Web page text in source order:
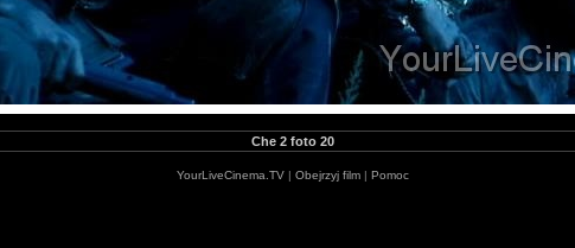
Che 2 foto 20
YourLiveCinema.TV | Obejrzyj film | Pomoc